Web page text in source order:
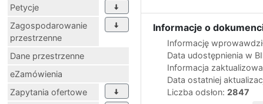
Petycje
Zagospodarowanie
przestrzenne
Dane przestrzenne
eZamówienia
Zapytania ofertowe
Informacje o
Informację
Data udostępnienia w
Informacja
Data ostatniej
Liczba odsłon: 2847